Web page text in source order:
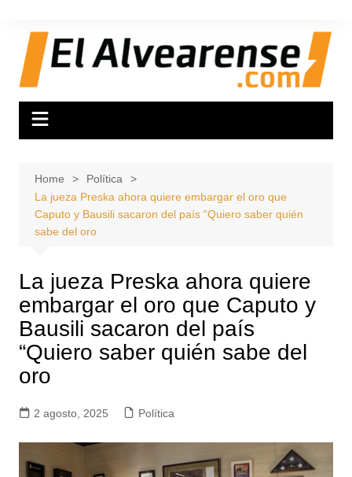
content
Home
Política
La jueza Preska ahora quiere embargar el oro que
Caputo y Bausili sacaron del país “Quiero saber quién
sabe del oro
La jueza Preska ahora quiere
embargar el oro que Caputo y
Bausili sacaron del país
“Quiero saber quién sabe del
oro
2 agosto, 2025 Política